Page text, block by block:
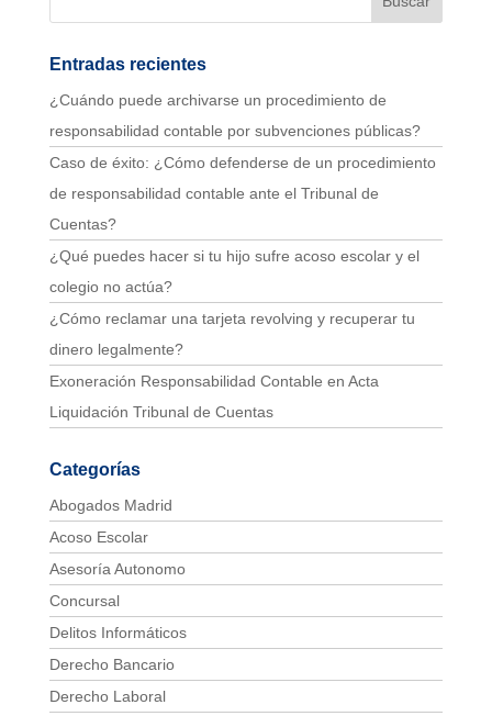
Entradas recientes
¿Cuándo puede archivarse un procedimiento de
responsabilidad contable por subvenciones públicas?
Caso de éxito: ¿Cómo defenderse de un procedimiento
de responsabilidad contable ante el Tribunal de
Cuentas?
¿Qué puedes hacer si tu hijo sufre acoso escolar y el
colegio no actúa?
¿Cómo reclamar una tarjeta revolving y recuperar tu
dinero legalmente?
Exoneración Responsabilidad Contable en Acta
Liquidación Tribunal de Cuentas
Categorías
Abogados Madrid
Acoso Escolar
Asesoría Autonomo
Concursal
Delitos Informáticos
Derecho Bancario
Derecho Laboral